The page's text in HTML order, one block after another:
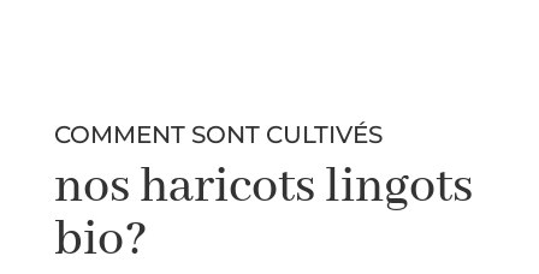
COMMENT SONT CULTIVÉS
nos haricots lingots
bio?